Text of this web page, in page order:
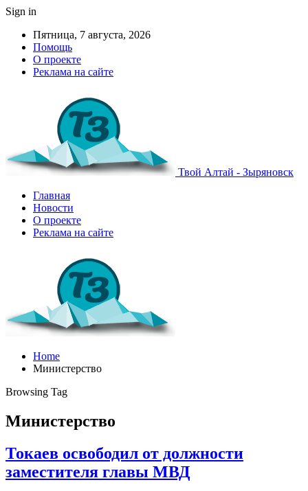
Sign in
Пятница, 7 августа, 2026
Помощь
О проекте
Реклама на сайте
Твой Алтай - Зыряновск
Главная
Новости
О проекте
Реклама на сайте
Home
Министерство
Browsing Tag
Министерство
Токаев освободил от должности
заместителя главы МВД